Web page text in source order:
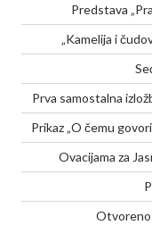
Predstava
„Kamelija i
Prva samostalna
Prikaz „O čemu
Ovacijama za
Otvoreno